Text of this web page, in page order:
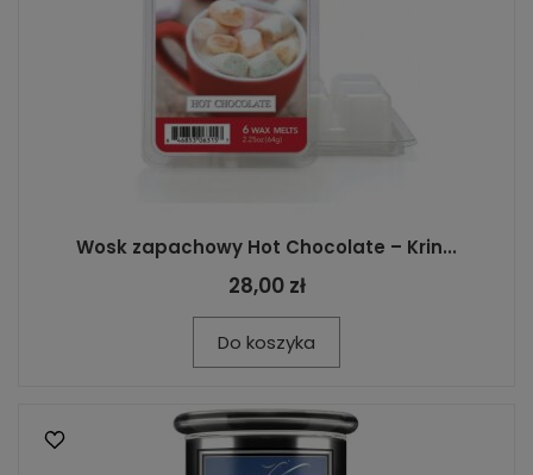
Wosk zapachowy Hot Chocolate – Krin...
28,00 zł
Do koszyka